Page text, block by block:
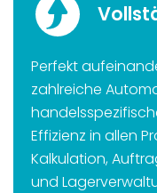
Perfekt
zahlreiche
Effizienz in allen
Kalkulation,
und